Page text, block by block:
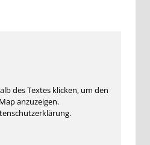
des Textes klicken, um den
anzuzeigen.